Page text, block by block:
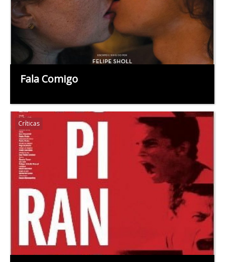
Fala Comigo
Críticas